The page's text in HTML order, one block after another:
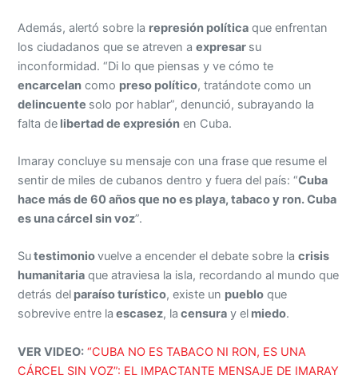
Además, alertó sobre la represión política que enfrentan
los ciudadanos que se atreven aexpresar su
inconformidad. “Di lo que piensas y ve cómo te
encarcelan como preso político, tratándote como un
delincuente solo por hablar”, denunció, subrayando la
falta de libertad de expresión en Cuba.
Imaray concluye su mensaje con una frase que resume el
sentir de miles de cubanos dentro y fuera del país: “Cuba
hace más de 60 años que no es playa, tabaco y ron. Cuba
es una cárcel sin voz”.
Sutestimoniovuelve a encender el debate sobre lacrisis
humanitaria que atraviesa la isla, recordando al mundo que
detrás del paraíso turístico, existe un pueblo que
sobrevive entre la escasez, la censura y el miedo.
VER VIDEO: “CUBA NO ES TABACO NI RON, ES UNA
CÁRCEL SIN VOZ”: EL IMPACTANTE MENSAJE DE IMARAY